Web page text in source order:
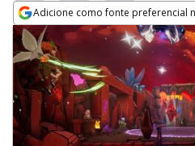
Adicione como fonte preferencial
Opens in new window